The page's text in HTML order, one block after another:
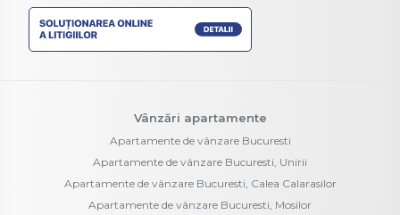
Vânzări apartamente
Apartamente de vânzare Bucuresti
Apartamente de vânzare Bucuresti, Unirii
Apartamente de vânzare Bucuresti, Calea Calarasilor
Apartamente de vânzare Bucuresti, Mosilor